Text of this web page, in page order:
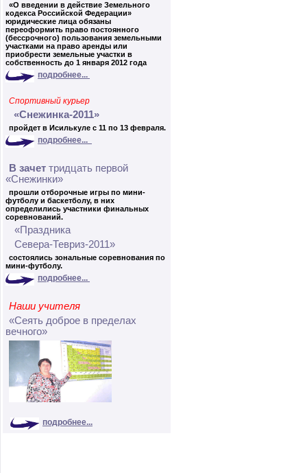
«О введении в действие Земельного
кодекса Российской Федерации»
юридические лица обязаны
переоформить право постоянного
(бессрочного) пользования земельными
участками на право аренды или
приобрести земельные участки в
собственность до 1 января 2012 года
подробнее...
Спортивный курьер
«Снежинка-2011»
пройдет в Исилькуле с 11 по 13 февраля.
подробнее...
В зачет тридцать первой
«Снежинки»
прошли отборочные игры по мини-
футболу и баскетболу, в них
определились участники финальных
соревнований.
«Праздника
Севера-Тевриз-2011»
состоялись зональные соревнования по
мини-футболу.
подробнее...
Наши учителя
«Сеять доброе в пределах
вечного»
подробнее...